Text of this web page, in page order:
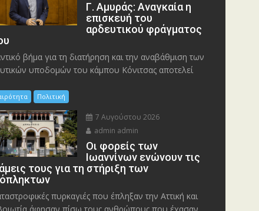
Γ. Αμυράς: Αναγκαία η
επισκευή του
αρδευτικού φράγματος
βήμα για τη διατήρηση και την αναβάθμιση των
υποδομών του κάμπου Κόνιτσας αποτελεί
Πολιτική
7 Αυγούστου 2026
admin admin
Οι φορείς των
Ιωαννίνων ενώνουν τις
τους για τη στήριξη των
πυρκαγιές που έπληξαν την Αττική και